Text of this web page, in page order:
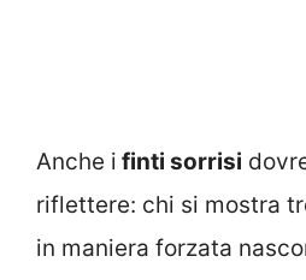
Anche i finti sorrisi
riflettere: chi si mostra
in maniera forzata